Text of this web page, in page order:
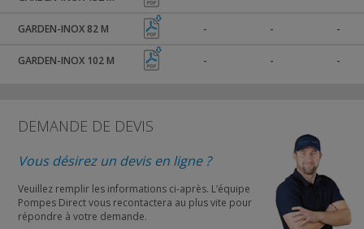
GARDEN-INOX 82 M - - -
GARDEN-INOX 102 M - - -
DEMANDE DE DEVIS
Vous désirez un devis en ligne ?
Veuillez remplir les informations ci-après. L’équipe
Pompes Direct vous recontactera au plus vite pour
répondre à votre demande.